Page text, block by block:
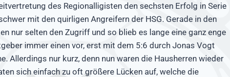
des Regionalligisten den sechsten Erfolg in Serie
mit den quirligen Angreifern der HSG. Gerade in den
nur selten den Zugriff und so blieb es lange eine ganz enge
immer einen vor, erst mit dem 5:6 durch Jonas Vogt
Allerdings nur kurz, denn nun waren die Hausherren wieder
sich einfach zu oft größere Lücken auf, welche die